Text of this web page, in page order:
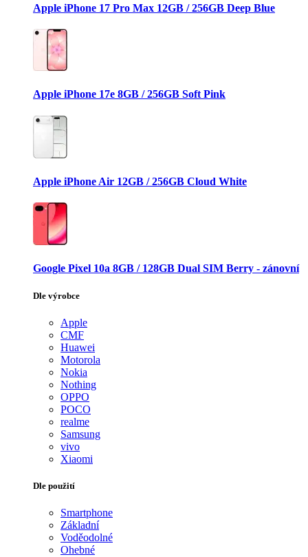
Apple iPhone 17 Pro Max 12GB / 256GB Deep Blue
Apple iPhone 17e 8GB / 256GB Soft Pink
Apple iPhone Air 12GB / 256GB Cloud White
Google Pixel 10a 8GB / 128GB Dual SIM Berry - zánovní
Dle výrobce
Apple
CMF
Huawei
Motorola
Nokia
Nothing
OPPO
POCO
realme
Samsung
vivo
Xiaomi
Dle použití
Smartphone
Základní
Voděodolné
Ohebné